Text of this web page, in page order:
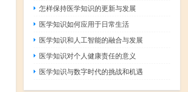
怎样保持医学知识的更新与发展
医学知识如何应用于日常生活
医学知识和人工智能的融合与发展
医学知识对个人健康责任的意义
医学知识与数字时代的挑战和机遇